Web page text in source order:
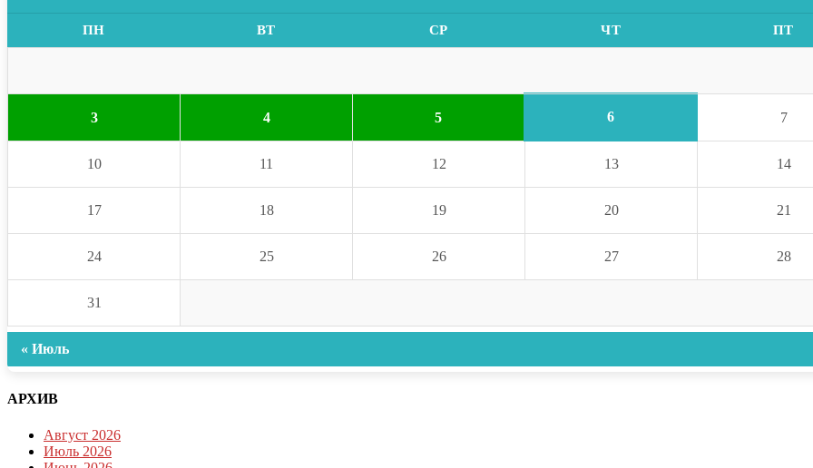
ПН ВТ СР ЧТ ПТ
3 4 5 6 7
10 11 12 13 14
17 18 19 20 21
24 25 26 27 28
31
« Июль
АРХИВ
Август 2026
Июль 2026